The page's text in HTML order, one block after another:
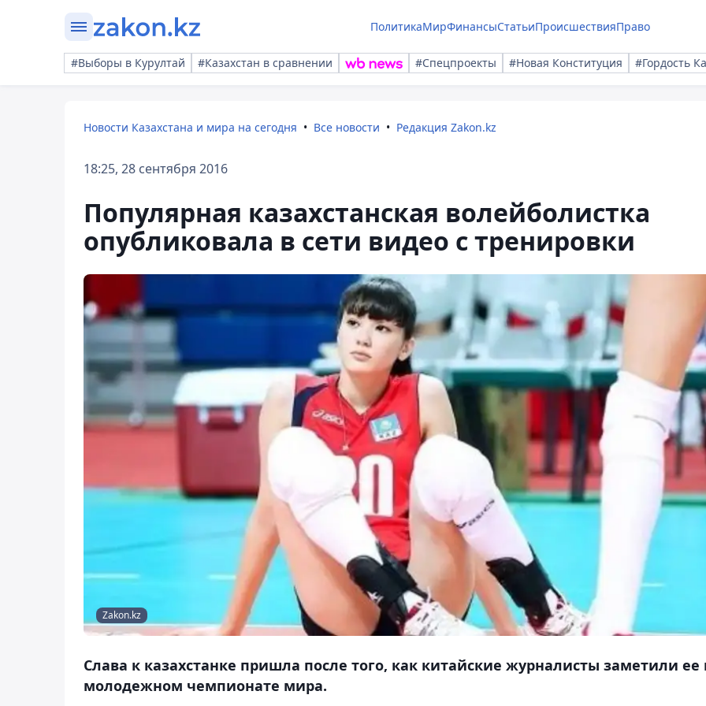
ПолитикаМирФинансыСтатьиПроисшествияПраво
#Выборы в Курултай #Казахстан в сравнении #Спецпроекты #Новая Конституция #Гордость
Новости Казахстана и мира на сегодня Все новости Редакция Zakon.kz
18:25, 28 сентября 2016
Популярная казахстанская волейболистка
опубликовала в сети видео с тренировки
Zakon.kz
Слава к казахстанке пришла после того, как китайские журналисты заметили ее
молодежном чемпионате мира.